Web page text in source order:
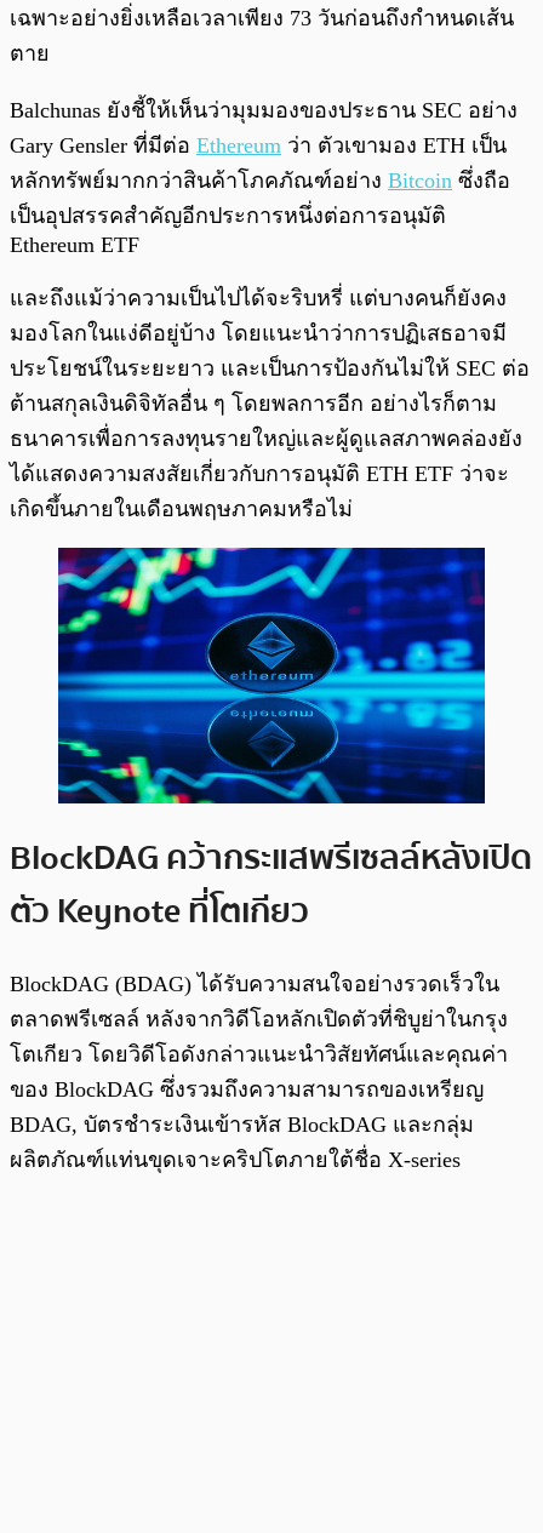
เฉพาะอย่างยิ่งเหลือเวลาเพียง 73 วันก่อนถึงกำหนดเส้น
ตาย
Balchunas ยังชี้ให้เห็นว่ามุมมองของประธาน SEC อย่าง
Gary Gensler ที่มีต่อ Ethereum ว่า ตัวเขามอง ETH เป็น
หลักทรัพย์มากกว่าสินค้าโภคภัณฑ์อย่าง Bitcoin ซึ่งถือ
เป็นอุปสรรคสำคัญอีกประการหนึ่งต่อการอนุมัติ
Ethereum ETF
และถึงแม้ว่าความเป็นไปได้จะริบหรี่ แต่บางคนก็ยังคง
มองโลกในแง่ดีอยู่บ้าง โดยแนะนำว่าการปฏิเสธอาจมี
ประโยชน์ในระยะยาว และเป็นการป้องกันไม่ให้ SEC ต่อ
ต้านสกุลเงินดิจิทัลอื่น ๆ โดยพลการอีก อย่างไรก็ตาม
ธนาคารเพื่อการลงทุนรายใหญ่และผู้ดูแลสภาพคล่องยัง
ได้แสดงความสงสัยเกี่ยวกับการอนุมัติ ETH ETF ว่าจะ
เกิดขึ้นภายในเดือนพฤษภาคมหรือไม่
BlockDAG คว้ากระแสพรีเซลล์หลังเปิด
ตัว Keynote ที่โตเกียว
BlockDAG (BDAG) ได้รับความสนใจอย่างรวดเร็วใน
ตลาดพรีเซลล์ หลังจากวิดีโอหลักเปิดตัวที่ชิบูย่าในกรุง
โตเกียว โดยวิดีโอดังกล่าวแนะนำวิสัยทัศน์และคุณค่า
ของ BlockDAG ซึ่งรวมถึงความสามารถของเหรียญ
BDAG, บัตรชำระเงินเข้ารหัส BlockDAG และกลุ่ม
ผลิตภัณฑ์แท่นขุดเจาะคริปโตภายใต้ชื่อ X-series